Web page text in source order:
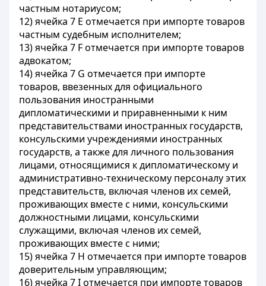
частным нотариусом;
12) ячейка 7 Е отмечается при импорте товаров
частным судебным исполнителем;
13) ячейка 7 F отмечается при импорте товаров
адвокатом;
14) ячейка 7 G отмечается при импорте
товаров, ввезенных для официального
пользования иностранными
дипломатическими и приравненными к ним
представительствами иностранных государств,
консульскими учреждениями иностранных
государств, а также для личного пользования
лицами, относящимися к дипломатическому и
административно-техническому персоналу этих
представительств, включая членов их семей,
проживающих вместе с ними, консульскими
должностными лицами, консульскими
служащими, включая членов их семей,
проживающих вместе с ними;
15) ячейка 7 H отмечается при импорте товаров
доверительным управляющим;
16) ячейка 7 I отмечается при импорте товаров